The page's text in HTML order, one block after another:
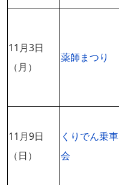
11月3日
（月）
薬師まつり
11月9日
（日）
くりでん乗車
会